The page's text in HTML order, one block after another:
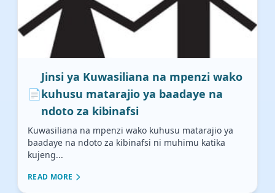
📄
Jinsi ya Kuwasiliana na mpenzi wako
kuhusu matarajio ya baadaye na
ndoto za kibinafsi
Kuwasiliana na mpenzi wako kuhusu matarajio ya
baadaye na ndoto za kibinafsi ni muhimu katika
kujeng...
READ MORE